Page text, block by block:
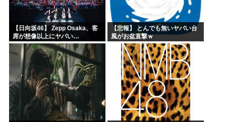
【日向坂46】 Zepp Osaka、客
席が想像以上にヤバい…
【悲報】 とんでも無いヤバい台
風がお盆直撃ｗ